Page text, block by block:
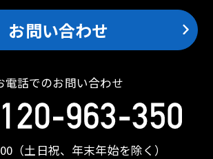
お問い合わせ
電話でのお問い合わせ
（土日祝、年末年始を除く）